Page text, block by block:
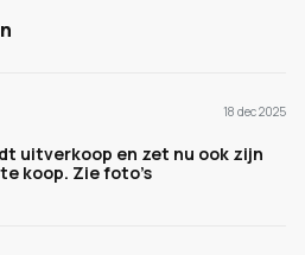
18 dec 2025
uitverkoop en zet nu ook zijn
koop. Zie foto’s